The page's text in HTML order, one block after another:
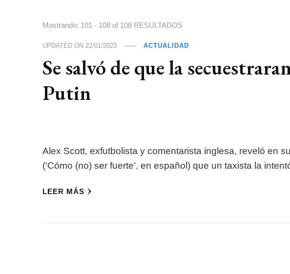
Mostrando: 101 - 108 of 108 RESULTADOS
UPDATED ON22/01/2023 ACTUALIDAD
Se salvó de que la
Putin
Alex Scott, exfutbolista y comentarista inglesa, reveló en su
(‘Cómo (no) ser fuerte’, en español) que un taxista la
LEER MÁS